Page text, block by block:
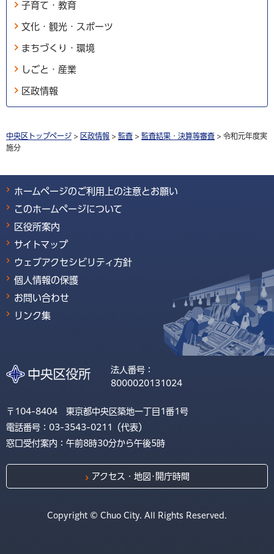
子育て・教育
文化・観光・スポーツ
まちづくり・環境
しごと・産業
区政情報
中央区トップページ > 区政情報 > 監査 > 監査結果・決算等審査 > 令和元年度実
施分
ホームページのご利用上の注意とお願い
このホームページについて
区役所案内
サイトマップ
ウェブアクセシビリティ方針
個人情報の保護
お問い合わせ
リンク集
法人番号：
8000020131024
〒104-8404 東京都中央区築地一丁目1番1号
電話番号：03-3543-0211（代表）
窓口受付案内：午前8時30分から午後5時
アクセス・地図･開庁時間
Copyright © Chuo City. All Rights Reserved.